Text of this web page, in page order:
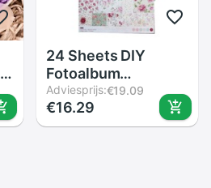
24 Sheets DIY
Fotoalbum
Scrapbook Papier
Rekening Card
Making Achtergrond
Adviesprijs:€19.09
€16.29